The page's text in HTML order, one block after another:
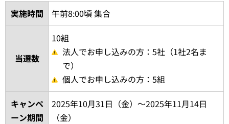
実施時間 午前8:00頃 集合
当選数
10組
法人でお申し込みの方：5社（1社2名ま
で）
個人でお申し込みの方：5組
キャンペ
ーン期間
2025年10月31日（金）～2025年11月14日
（金）